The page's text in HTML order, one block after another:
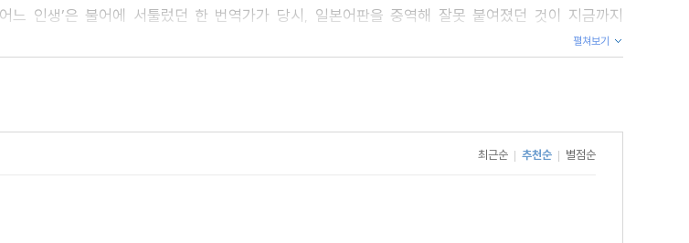
느 인생’은 불어에 서툴렀던 한 번역가가 당시, 일본어판을 중역해 잘못 붙여졌던 것이 지금까지
서도 ‘한평생’과는 거리가 멀었기에 결국 제목을 바로잡기에 이른 것이다.
펼쳐보기
최근순 추천순 별점순